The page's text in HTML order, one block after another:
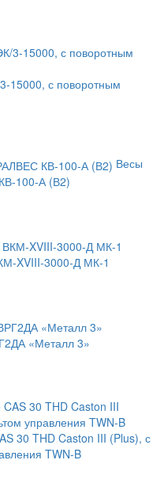
15000, с поворотным
Весы
100-А (В2)
XVIII-3000-Д МК-1
«Металл 3»
30 THD Caston III (Plus), с
TWN-B